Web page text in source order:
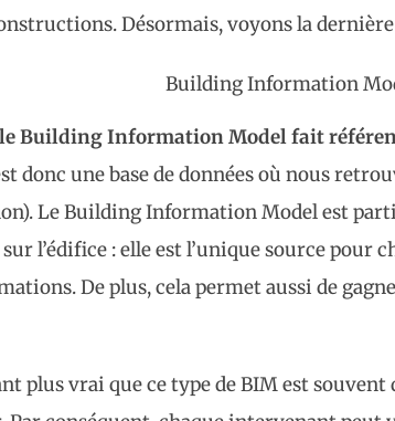
Désormais, voyons la
Building Information
le Building Information Model fait
donc une base de données où nous
Le Building Information Model est
l’édifice : elle est l’unique source pour
De plus, cela permet aussi de
plus vrai que ce type de BIM est